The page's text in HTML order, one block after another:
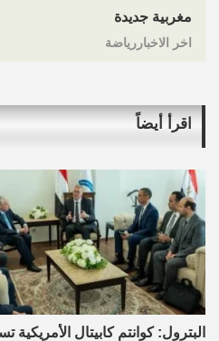
مغربية جديدة
اخر الاخباررياضة
اقرأ أيضاً
البترول: كوانتم كابيتال